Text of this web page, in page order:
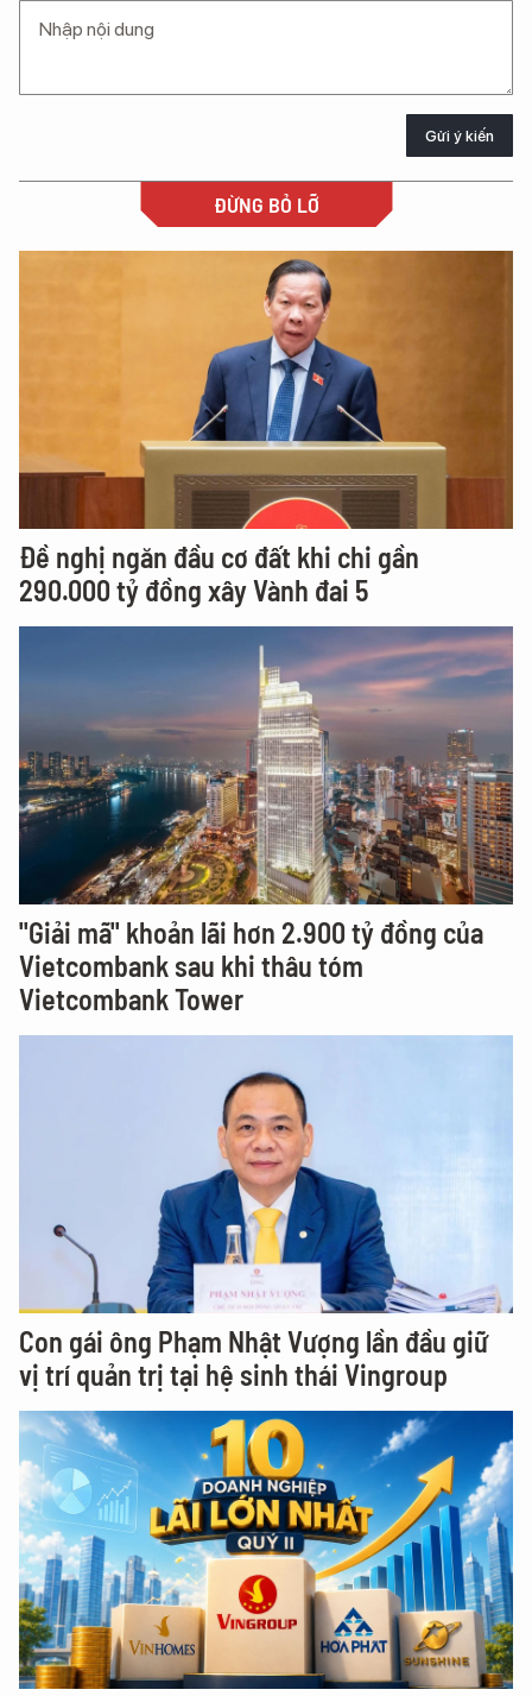
Gửi ý kiến
ĐỪNG BỎ LỠ
Đề nghị ngăn đầu cơ đất khi chi gần
290.000 tỷ đồng xây Vành đai 5
"Giải mã" khoản lãi hơn 2.900 tỷ đồng của
Vietcombank sau khi thâu tóm
Vietcombank Tower
Con gái ông Phạm Nhật Vượng lần đầu giữ
vị trí quản trị tại hệ sinh thái Vingroup